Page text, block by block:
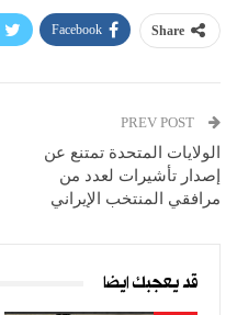
Share
Facebook
الولايات المتحدة تمتنع عن
إصدار تأشيرات لعدد من
مرافقي المنتخب الإيراني
قد يعجبك ايضا